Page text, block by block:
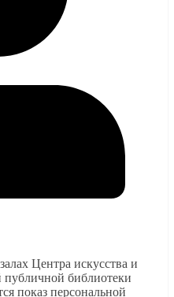
Центра искусства и
библиотеки
показ персональной